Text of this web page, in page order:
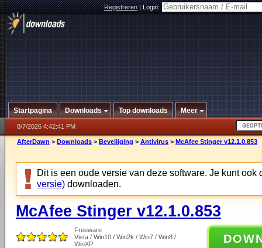
Registreren|Login:
Startpagina Downloads Top downloads Meer
8/7/2026 4:42:41 PM
AfterDawn > Downloads > Beveiliging > Antivirus > McAfee Stinger v12.1.0.853
Dit is een oude versie van deze software. Je kunt ook
versie) downloaden.
McAfee Stinger v12.1.0.853
Freeware
Vista / Win10 / Win2k / Win7 / Win8 /
WinXP